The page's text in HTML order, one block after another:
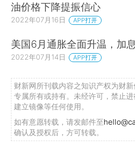
油价格下降提振信心
2022年07月16日 APP打开
美国6月通胀全面升温，加
2022年07月14日 APP打开
财新网所刊载内容之知识产权为财
专属所有或持有。未经许可，禁止
建立镜像等任何使用。
如有意愿转载，请发邮件至
确认及授权后，方可转载。